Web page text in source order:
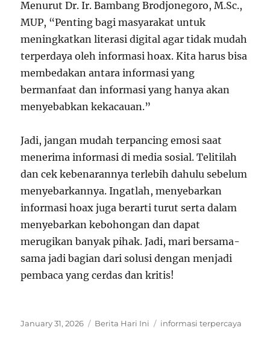
Menurut Dr. Ir. Bambang Brodjonegoro, M.Sc.,
MUP, “Penting bagi masyarakat untuk
meningkatkan literasi digital agar tidak mudah
terperdaya oleh informasi hoax. Kita harus bisa
membedakan antara informasi yang
bermanfaat dan informasi yang hanya akan
menyebabkan kekacauan.”
Jadi, jangan mudah terpancing emosi saat
menerima informasi di media sosial. Telitilah
dan cek kebenarannya terlebih dahulu sebelum
menyebarkannya. Ingatlah, menyebarkan
informasi hoax juga berarti turut serta dalam
menyebarkan kebohongan dan dapat
merugikan banyak pihak. Jadi, mari bersama-
sama jadi bagian dari solusi dengan menjadi
pembaca yang cerdas dan kritis!
Posted
January 31, 2026 Categories
Berita Hari Ini Tags
informasi terpercaya